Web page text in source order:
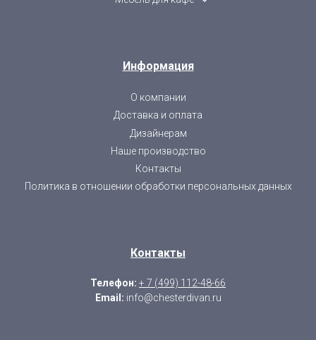
Информация
О компании
Доставка и оплата
Дизайнерам
Наше производство
Контакты
Политика в отношении обработки персональных данных
Контакты
Телефон: + 7 (499) 112-48-66
Email: info@chesterdivan.ru